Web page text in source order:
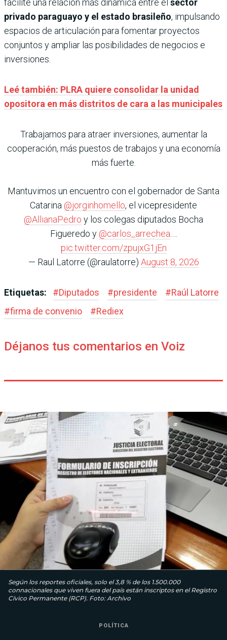
facilite una relación más dinámica entre el sector
privado paraguayo y el estado brasileño, impulsando
espacios de articulación para fomentar proyectos
conjuntos y ampliar las posibilidades de negocios e
inversiones.
Leé también: PLRA quiere consolidar la unidad
opositora en más distritos de cara a las municipales
Trabajamos para atraer inversiones, aumentar la
cooperación, más puestos de trabajos y una economía
más fuerte.
Mantuvimos un encuentro con el gobernador de Santa
Catarina @jorginhomello, el vicepresidente
@AllianaPedro y los colegas diputados Bocha
Figueredo y @carlos_arrechea.…
pic.twitter.com/zpujxG1jEn
— Raul Latorre (@raulatorre) August 8, 2026
Etiquetas: #Diputados #presidente #Raúl Latorre
#firma de convenio #Rediex
Déjanos tus comentarios en Voiz
Según los reportes oficiales, solo el 3,8 % de los 1.500.000
connacionales que viven fuera del país están inscriptos en el Registro
Cívico Permanente (RCP). Foto: Archivo
POLÍTICA